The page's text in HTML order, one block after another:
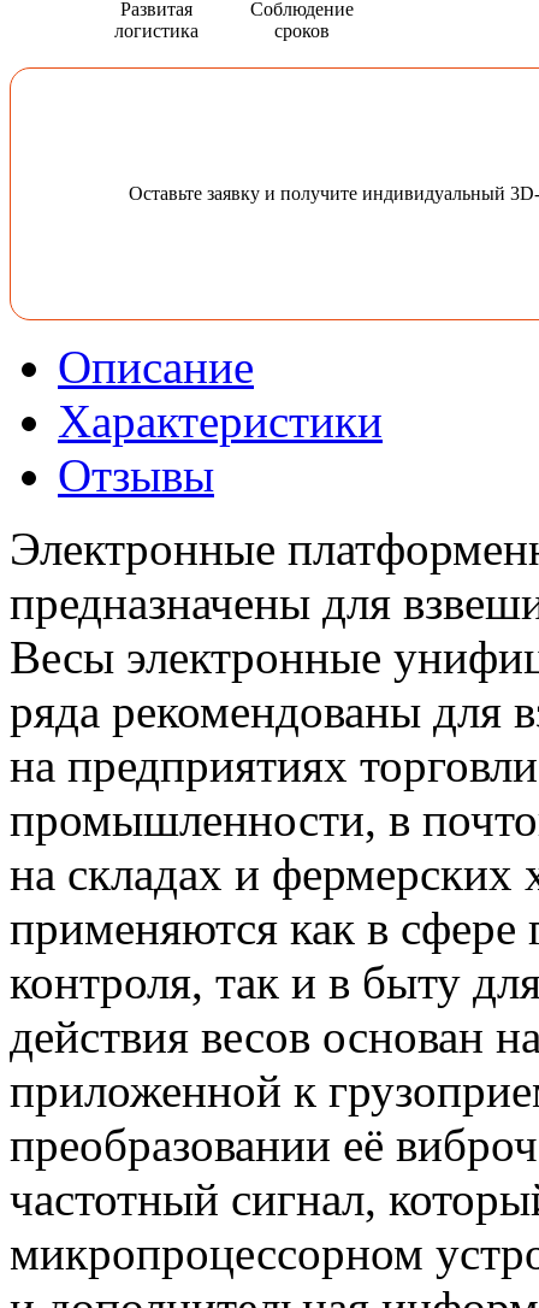
Развитая
логистика
Соблюдение
сроков
Оставьте заявку и получите индивидуальный
Описание
Характеристики
Отзывы
Электронные
предназначены для
Весы электронные
ряда рекомендованы для
на предприятиях
промышленности, в
на складах и
применяются как в сфере
контроля, так и в быту
действия весов основан
приложенной к
преобразовании её
частотный сигнал,
микропроцессорном